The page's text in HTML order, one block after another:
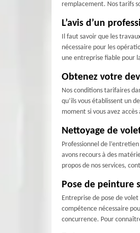
remplacement. Nos tarifs
L’avis d’un
Il faut savoir que les
nécessaire pour les
une entreprise fiable pour
Obtenez votre
Nos conditions tarifaires
qu’ils vous établissent un
moment si vous avez
Nettoyage de
Professionnel de
avons recours à des
propos de nos services,
Pose de peinture
Entreprise de pose de
compétence nécessaire
concurrence. Pour